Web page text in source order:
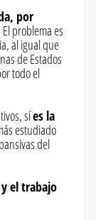
por
El problema es
al igual que
de Estados
todo el
síes la
estudiado
del
el trabajo